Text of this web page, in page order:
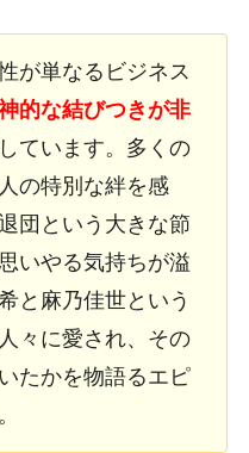
が単なるビジネス
的な結びつきが非
ています。多くの
の特別な絆を感
団という大きな節
いやる気持ちが溢
と麻乃佳世という
々に愛され、その
たかを物語るエピ